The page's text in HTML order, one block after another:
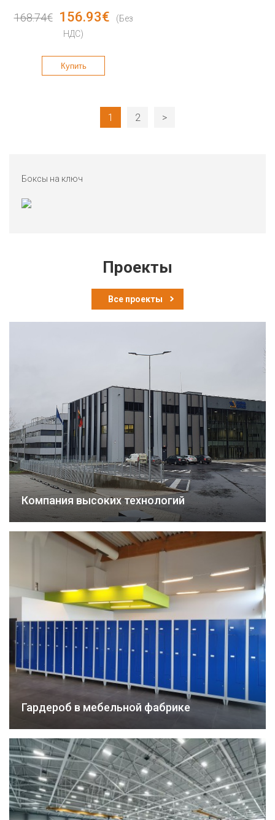
168.74€ 156.93€
(Без
НДС)
Купить
1 2 >
Боксы на ключ
Проекты
Все проекты
Компания высоких технологий
Гардероб в мебельной фабрике